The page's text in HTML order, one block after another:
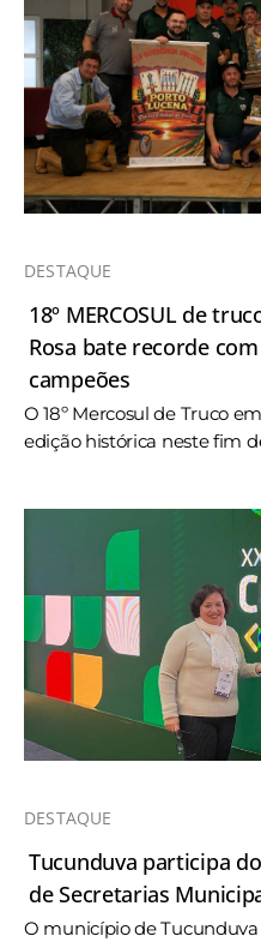
DESTAQUE
18º MERCOSUL de
Rosa bate recorde
campeões
O 18º Mercosul de Truco
edição histórica neste fim
DESTAQUE
Tucunduva participa
de Secretarias
O município de Tucunduva